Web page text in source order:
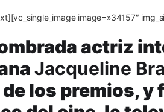
image=»34157″
actriz
Jacqueline
los premios, y